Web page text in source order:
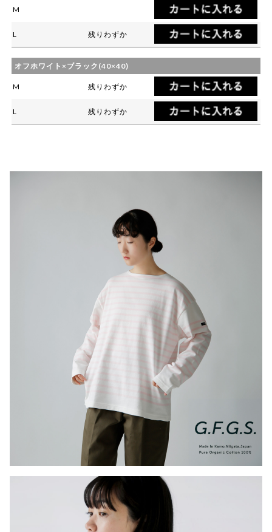
M
L 残りわずか
オフホワイト×ブラック(40×40)
M 残りわずか
L 残りわずか